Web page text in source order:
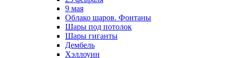
9 мая
Облако шаров. Фонтаны
Шары под потолок
Шары гиганты
Дембель
Хэллоуин